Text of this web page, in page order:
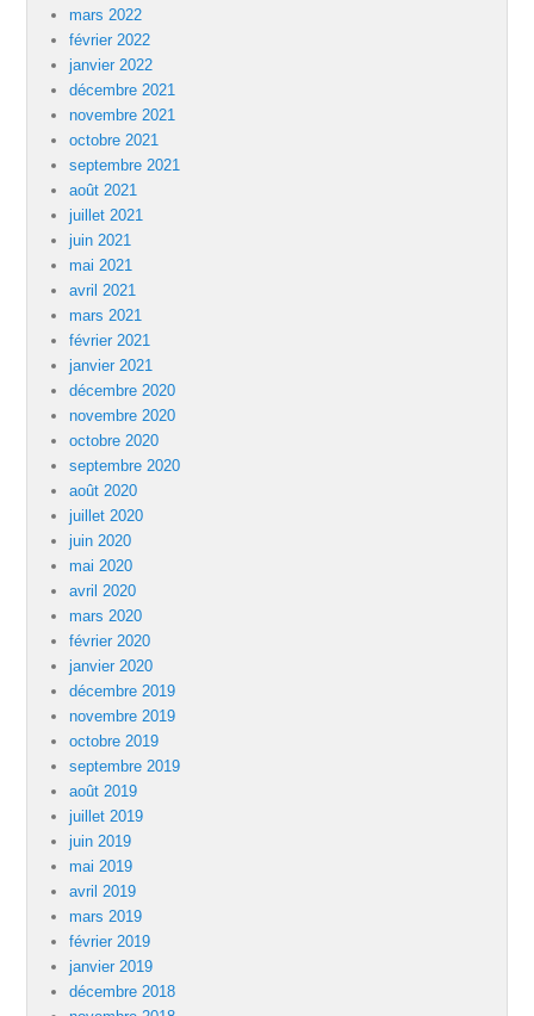
mars 2022
février 2022
janvier 2022
décembre 2021
novembre 2021
octobre 2021
septembre 2021
août 2021
juillet 2021
juin 2021
mai 2021
avril 2021
mars 2021
février 2021
janvier 2021
décembre 2020
novembre 2020
octobre 2020
septembre 2020
août 2020
juillet 2020
juin 2020
mai 2020
avril 2020
mars 2020
février 2020
janvier 2020
décembre 2019
novembre 2019
octobre 2019
septembre 2019
août 2019
juillet 2019
juin 2019
mai 2019
avril 2019
mars 2019
février 2019
janvier 2019
décembre 2018